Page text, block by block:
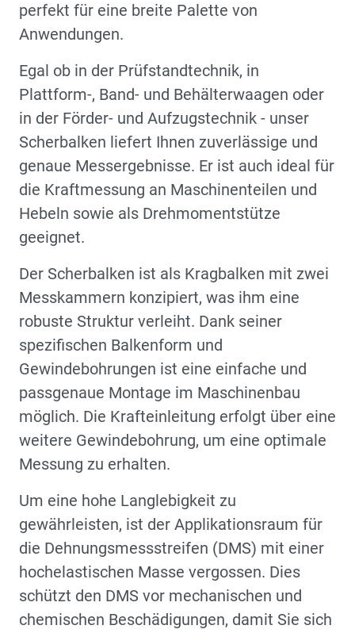
perfekt für eine breite Palette von
Anwendungen.
Egal ob in der Prüfstandtechnik, in
Plattform-, Band- und Behälterwaagen oder
in der Förder- und Aufzugstechnik - unser
Scherbalken liefert Ihnen zuverlässige und
genaue Messergebnisse. Er ist auch ideal für
die Kraftmessung an Maschinenteilen und
Hebeln sowie als Drehmomentstütze
geeignet.
Der Scherbalken ist als Kragbalken mit zwei
Messkammern konzipiert, was ihm eine
robuste Struktur verleiht. Dank seiner
spezifischen Balkenform und
Gewindebohrungen ist eine einfache und
passgenaue Montage im Maschinenbau
möglich. Die Krafteinleitung erfolgt über eine
weitere Gewindebohrung, um eine optimale
Messung zu erhalten.
Um eine hohe Langlebigkeit zu
gewährleisten, ist der Applikationsraum für
die Dehnungsmessstreifen (DMS) mit einer
hochelastischen Masse vergossen. Dies
schützt den DMS vor mechanischen und
chemischen Beschädigungen, damit Sie sich